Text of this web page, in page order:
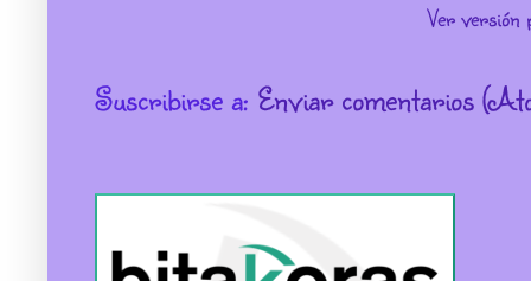
Ver versión
Suscribirse a: Enviar comentarios